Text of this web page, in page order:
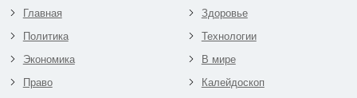
Главная
Политика
Экономика
Право
Здоровье
Технологии
В мире
Калейдоскоп